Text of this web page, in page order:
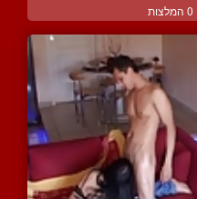
0 המלצות